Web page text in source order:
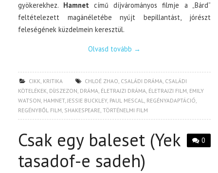
gyökerekhez. Hamnet című díjvárományos filmje a „Bárd”
feltételezett magánéletébe nyújt bepillantást, jórészt
feleségének küzdelmein keresztül.
Olvasd tovább →
CIKK, KRITIKA CHLOÉ ZHAO, CSALÁDI DRÁMA, CSALÁDI
KÖTELÉKEK, DÍJSZEZON, DRÁMA, ÉLETRAJZI DRÁMA, ÉLETRAJZI FILM, EMILY
WATSON, HAMNET,JESSIE BUCKLEY, PAUL MESCAL, REGÉNYADAPTÁCIÓ,
REGÉNYBŐL FILM, SHAKESPEARE,TÖRTÉNELMI FILM
0
Csak egy baleset (Yek
tasadof-e sadeh)